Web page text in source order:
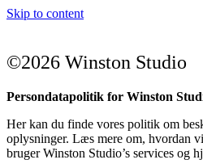
Skip to content
©2026 Winston Studio
Persondatapolitik for Winston
Her kan du finde vores politik om
oplysninger. Læs mere om, hvordan
bruger Winston Studio’s services og